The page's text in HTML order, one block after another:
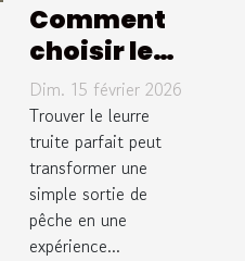
Comment
choisir le
leurre
truite idéal
pour
différentes
rivières ?
Dim. 15 février 2026
Trouver le leurre
truite parfait peut
transformer une
simple sortie de
pêche en une
expérience...